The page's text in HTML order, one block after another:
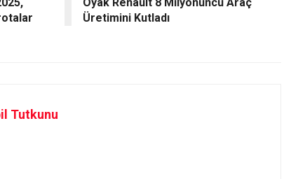
Üretimini Kutladı
Tutkunu